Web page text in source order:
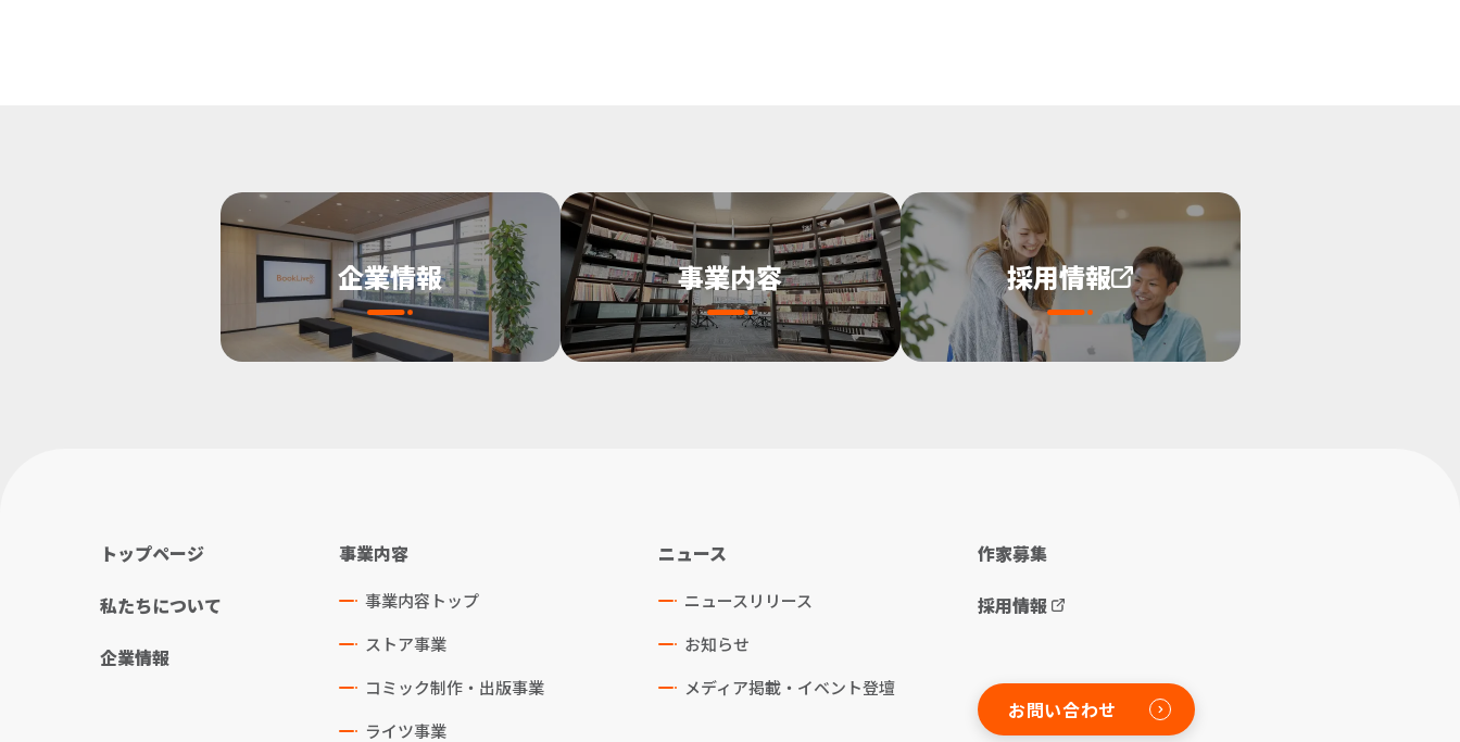
企業情報 事業内容 採用情報
トップページ
私たちについて
企業情報
事業内容
事業内容トップ
ストア事業
コミック制作・出版事業
ライツ事業
ニュース
ニュースリリース
お知らせ
メディア掲載・イベント登壇
作家募集
採用情報
お問い合わせ